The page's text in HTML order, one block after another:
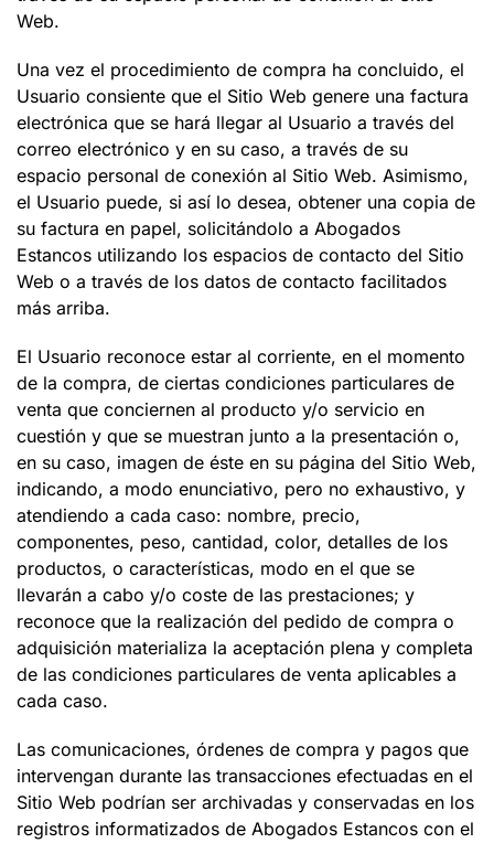
Web.
Una vez el procedimiento de compra ha concluido, el
Usuario consiente que el Sitio Web genere una factura
electrónica que se hará llegar al Usuario a través del
correo electrónico y en su caso, a través de su
espacio personal de conexión al Sitio Web. Asimismo,
el Usuario puede, si así lo desea, obtener una copia de
su factura en papel, solicitándolo a Abogados
Estancos utilizando los espacios de contacto del Sitio
Web o a través de los datos de contacto facilitados
más arriba.
El Usuario reconoce estar al corriente, en el momento
de la compra, de ciertas condiciones particulares de
venta que conciernen al producto y/o servicio en
cuestión y que se muestran junto a la presentación o,
en su caso, imagen de éste en su página del Sitio Web,
indicando, a modo enunciativo, pero no exhaustivo, y
atendiendo a cada caso: nombre, precio,
componentes, peso, cantidad, color, detalles de los
productos, o características, modo en el que se
llevarán a cabo y/o coste de las prestaciones; y
reconoce que la realización del pedido de compra o
adquisición materializa la aceptación plena y completa
de las condiciones particulares de venta aplicables a
cada caso.
Las comunicaciones, órdenes de compra y pagos que
intervengan durante las transacciones efectuadas en el
Sitio Web podrían ser archivadas y conservadas en los
registros informatizados de Abogados Estancos con el